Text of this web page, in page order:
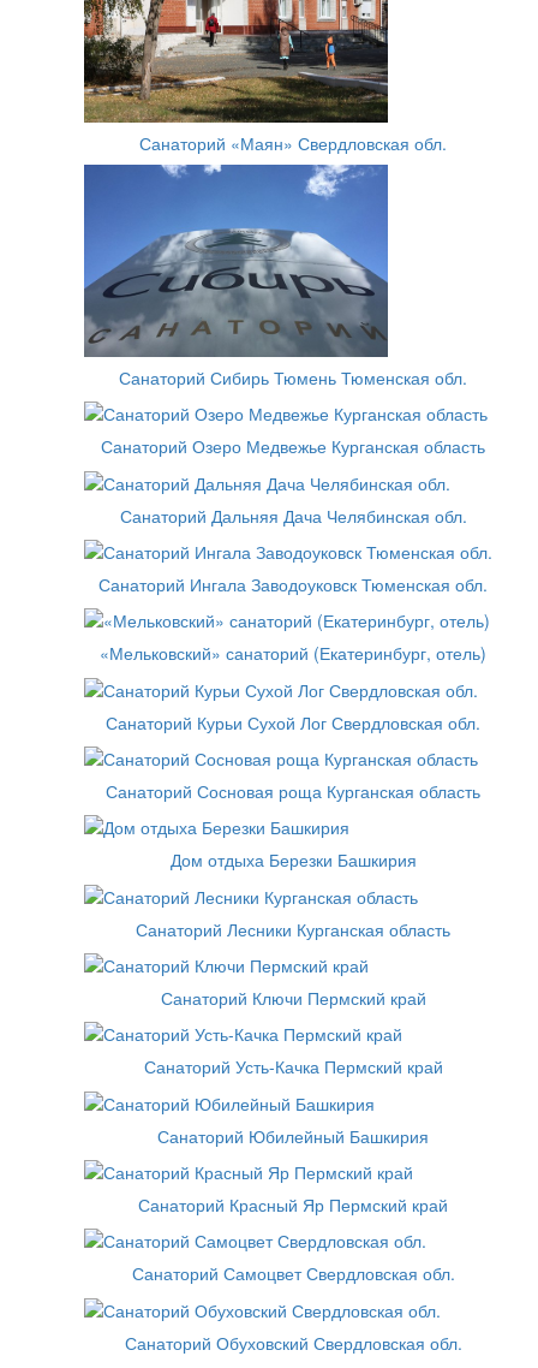
Санаторий «Маян» Свердловская обл.
Санаторий Сибирь Тюмень Тюменская обл.
Санаторий Озеро Медвежье Курганская область
Санаторий Дальняя Дача Челябинская обл.
Санаторий Ингала Заводоуковск Тюменская обл.
«Мельковский» санаторий (Екатеринбург, отель)
Санаторий Курьи Сухой Лог Свердловская обл.
Санаторий Сосновая роща Курганская область
Дом отдыха Березки Башкирия
Санаторий Лесники Курганская область
Санаторий Ключи Пермский край
Санаторий Усть-Качка Пермский край
Санаторий Юбилейный Башкирия
Санаторий Красный Яр Пермский край
Санаторий Самоцвет Свердловская обл.
Санаторий Обуховский Свердловская обл.